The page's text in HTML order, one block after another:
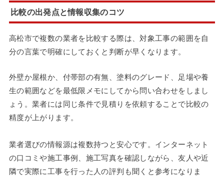
比較の出発点と情報収集のコツ
高松市で複数の業者を比較する際は、対象工事の範囲を自
分の言葉で明確にしておくと判断が早くなります。
外壁か屋根か、付帯部の有無、塗料のグレード、足場や養
生の範囲などを最低限メモにしてから問い合わせをしまし
ょう。業者には同じ条件で見積りを依頼することで比較の
精度が上がります。
業者選びの情報源は複数持つと安心です。インターネット
の口コミや施工事例、施工写真を確認しながら、友人や近
隣で実際に工事を行った人の評判も聞くと参考になりま